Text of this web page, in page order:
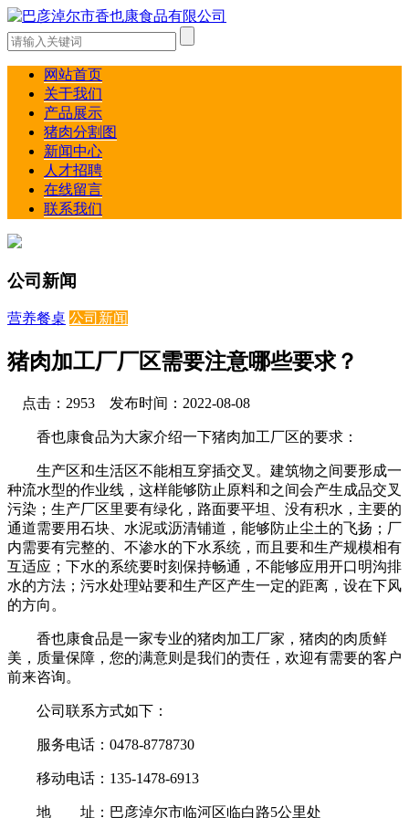
网站首页
关于我们
产品展示
猪肉分割图
新闻中心
人才招聘
在线留言
联系我们
公司新闻
营养餐桌 公司新闻
猪肉加工厂厂区需要注意哪些要求？
点击：2953 发布时间：2022-08-08
香也康食品为大家介绍一下猪肉加工厂区的要求：
生产区和生活区不能相互穿插交叉。建筑物之间要形成一
种流水型的作业线，这样能够防止原料和之间会产生成品交叉
污染；生产厂区里要有绿化，路面要平坦、没有积水，主要的
通道需要用石块、水泥或沥清铺道，能够防止尘土的飞扬；厂
内需要有完整的、不渗水的下水系统，而且要和生产规模相有
互适应；下水的系统要时刻保持畅通，不能够应用开口明沟排
水的方法；污水处理站要和生产区产生一定的距离，设在下风
的方向。
香也康食品是一家专业的猪肉加工厂家，猪肉的肉质鲜
美，质量保障，您的满意则是我们的责任，欢迎有需要的客户
前来咨询。
公司联系方式如下：
服务电话：0478-8778730
移动电话：135-1478-6913
地 址：巴彦淖尔市临河区临白路5公里处